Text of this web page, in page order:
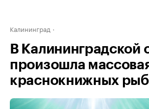
Калининград
В Калининградской
произошла
краснокнижных рыб